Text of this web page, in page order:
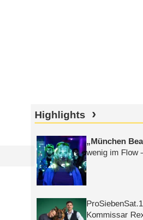
Highlights
München
wenig im Flow
Kommissar